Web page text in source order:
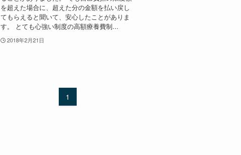
を超えた場合に、超えた分の金額を払い戻し
てもらえると聞いて、安心したことがありま
す。 とても心強い制度の高額療養費制...
2018年2月21日
1